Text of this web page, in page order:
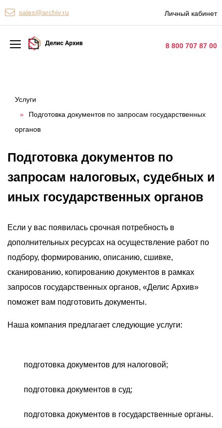
sales@archiv.ru Личный кабинет
8 800 707 87 00
Персональные сервисы
Хранение документов
Уничтожение документов
Сканирование документов
Цифровые услуги
Документооборот
О компании
Акции
Реализованные проекты
Расчет
Блог
Услуги
»
Подготовка документов по запросам государственных
органов
Подготовка документов по
запросам налоговых, судебных и
иных государственных органов
Если у вас появилась срочная потребность в
дополнительных ресурсах на осуществление работ по
подбору, формированию, описанию, сшивке,
сканированию, копированию документов в рамках
запросов государственных органов, «Делис Архив»
поможет вам подготовить документы.
Наша компания предлагает следующие услуги:
подготовка документов для налоговой;
подготовка документов в суд;
подготовка документов в государственные органы.